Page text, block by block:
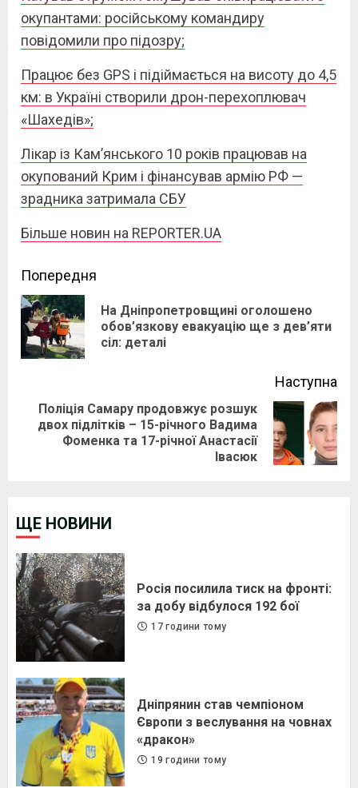
окупантами: російському командиру
повідомили про підозру;
Працює без GPS і підіймається на висоту до 4,5
км: в Україні створили дрон-перехоплювач
«Шахедів»;
Лікар із Кам’янського 10 років працював на
окупований Крим і фінансував армію РФ —
зрадника затримала СБУ
Більше новин на REPORTER.UA
Continue
Reading
Попередня
На Дніпропетровщині оголошено
обов’язкову евакуацію ще з дев’яти
сіл: деталі
Наступна
Next
Поліція Самару продовжує розшук
двох підлітків – 15-річного Вадима
Фоменка та 17-річної Анастасії
Івасюк
ЩЕ НОВИНИ
Росія посилила тиск на фронті:
за добу відбулося 192 бої
17 години тому
Дніпрянин став чемпіоном
Європи з веслування на човнах
«дракон»
19 години тому